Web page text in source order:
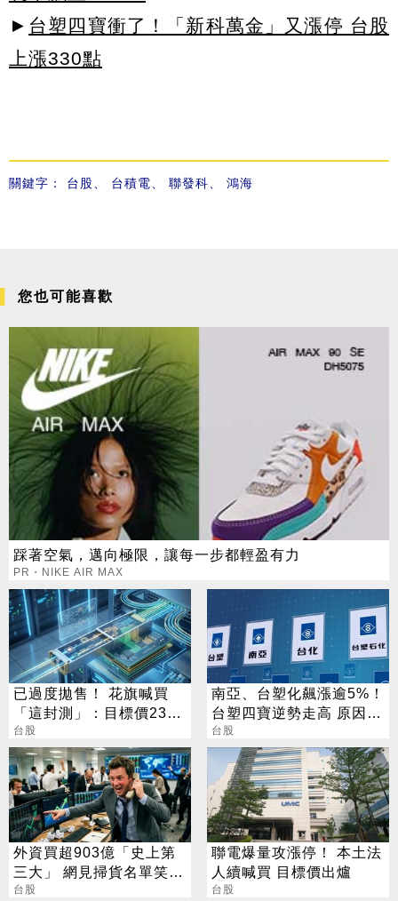
► 台塑四寶衝了！「新科萬金」又漲停 台股
上漲330點
關鍵字： 台股 台積電 聯發科 鴻海
您也可能喜歡
踩著空氣，邁向極限，讓每一步都輕盈有力
PR・NIKE AIR MAX
已過度拋售！ 花旗喊買
「這封測」：目標價230
元
台股
南亞、台塑化飆漲逾5%！
台塑四寶逆勢走高 原因找
到了
台股
外資買超903億「史上第
三大」 網見掃貨名單笑：
不懂在幹嘛
台股
聯電爆量攻漲停！ 本土法
人續喊買 目標價出爐
台股